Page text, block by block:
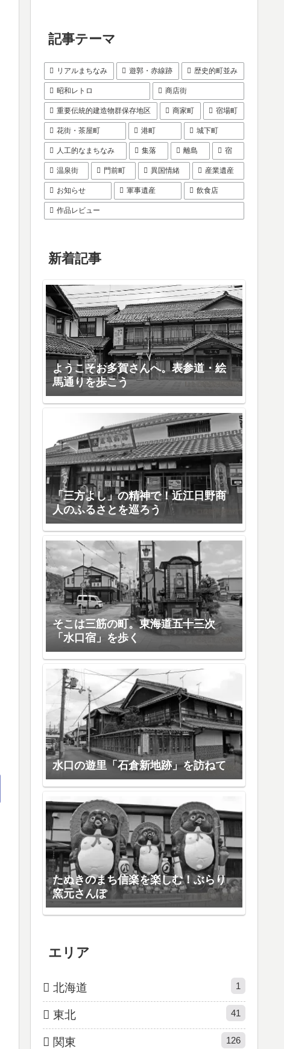
記事テーマ
リアルまちなみ 遊郭・赤線跡 歴史的町並み
昭和レトロ 商店街
重要伝統的建造物群保存地区 商家町 宿場町
花街・茶屋町 港町 城下町
人工的なまちなみ 集落 離島 宿
温泉街 門前町 異国情緒 産業遺産
お知らせ 軍事遺産 飲食店
作品レビュー
新着記事
ようこそお多賀さんへ。表参道・絵
馬通りを歩こう
「三方よし」の精神で！近江日野商
人のふるさとを巡ろう
そこは三筋の町。東海道五十三次
「水口宿」を歩く
水口の遊里「石倉新地跡」を訪ねて
たぬきのまち信楽を楽しむ！ぶらり
窯元さんぽ
エリア
北海道 1
東北 41
関東 126